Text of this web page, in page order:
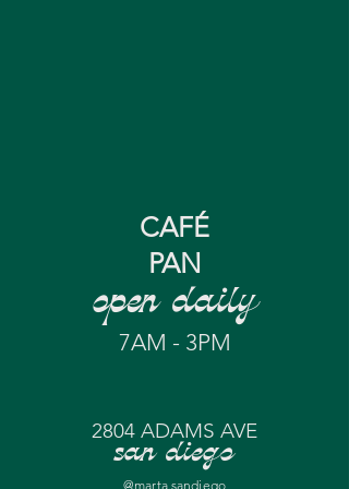
CAFÉ
PAN
open daily
7AM - 3PM
2804 ADAMS AVE
san diego
@marta.sandiego